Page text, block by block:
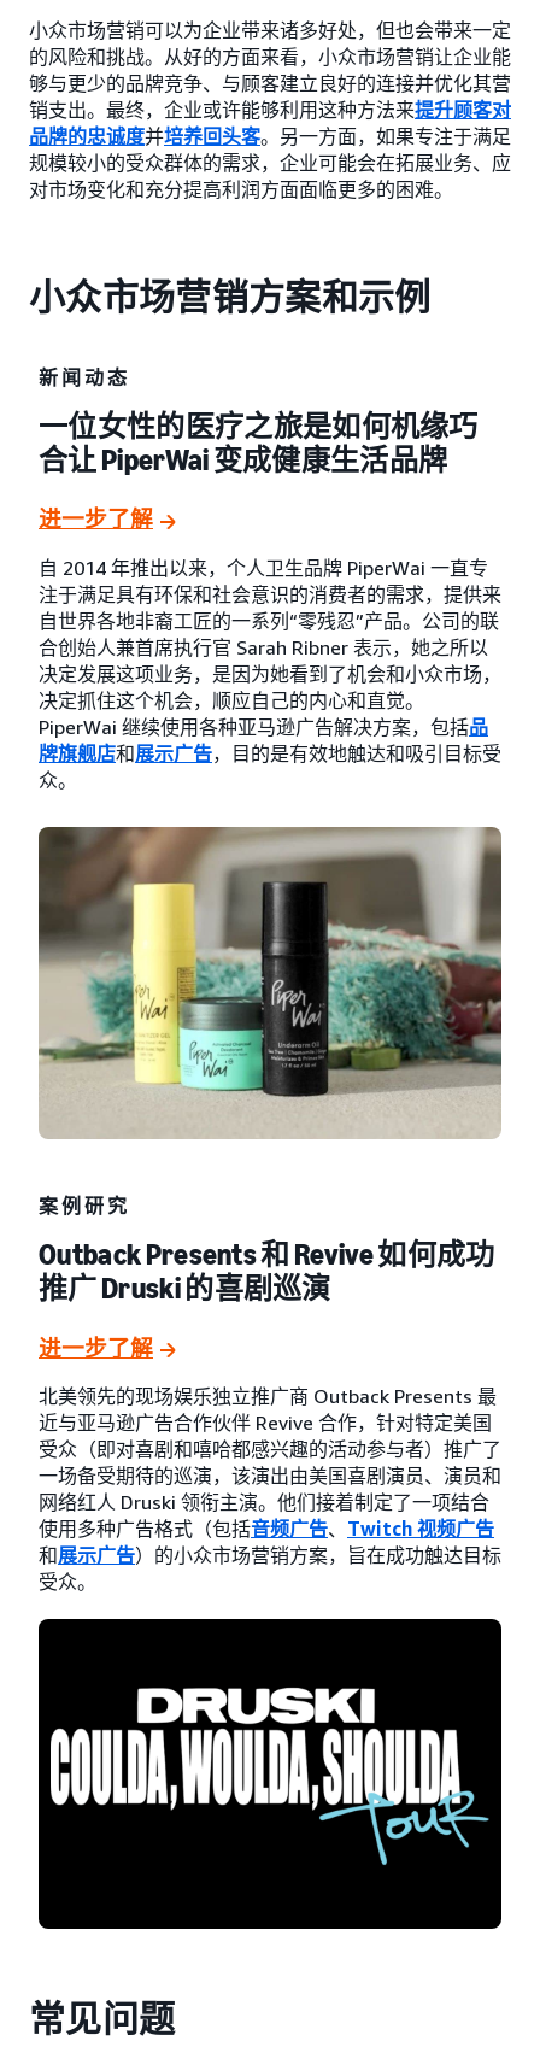
小众市场营销可以为企业带来诸多好处，但也会带来一定
的风险和挑战。从好的方面来看，小众市场营销让企业能
够与更少的品牌竞争、与顾客建立良好的连接并优化其营
销支出。最终，企业或许能够利用这种方法来提升顾客对
品牌的忠诚度并培养回头客。另一方面，如果专注于满足
规模较小的受众群体的需求，企业可能会在拓展业务、应
对市场变化和充分提高利润方面面临更多的困难。
小众市场营销方案和示例
新闻动态
一位女性的医疗之旅是如何机缘巧
合让 PiperWai 变成健康生活品牌
进一步了解
自 2014 年推出以来，个人卫生品牌 PiperWai 一直专
注于满足具有环保和社会意识的消费者的需求，提供来
自世界各地非裔工匠的一系列“零残忍”产品。公司的联
合创始人兼首席执行官 Sarah Ribner 表示，她之所以
决定发展这项业务，是因为她看到了机会和小众市场，
决定抓住这个机会，顺应自己的内心和直觉。
PiperWai 继续使用各种亚马逊广告解决方案，包括品
牌旗舰店和展示广告，目的是有效地触达和吸引目标受
众。
案例研究
Outback Presents 和 Revive 如何成功
推广 Druski 的喜剧巡演
进一步了解
北美领先的现场娱乐独立推广商 Outback Presents 最
近与亚马逊广告合作伙伴 Revive 合作，针对特定美国
受众（即对喜剧和嘻哈都感兴趣的活动参与者）推广了
一场备受期待的巡演，该演出由美国喜剧演员、演员和
网络红人 Druski 领衔主演。他们接着制定了一项结合
使用多种广告格式（包括音频广告、 Twitch 视频广告
和展示广告）的小众市场营销方案，旨在成功触达目标
受众。
常见问题